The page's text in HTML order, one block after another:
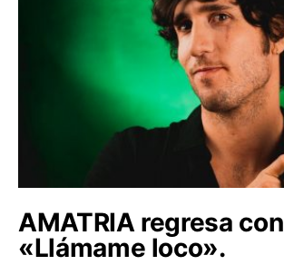
AMATRIA regresa con
«Llámame loco».